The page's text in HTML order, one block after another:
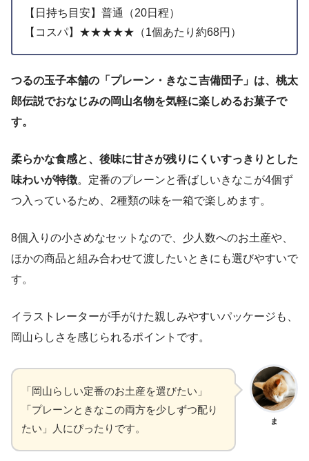
【日持ち目安】普通（20日程）
【コスパ】★★★★★（1個あたり約68円）
つるの玉子本舗の「プレーン・きなこ吉備団子」は、桃太
郎伝説でおなじみの岡山名物を気軽に楽しめるお菓子で
す。
柔らかな食感と、後味に甘さが残りにくいすっきりとした
味わいが特徴。定番のプレーンと香ばしいきなこが4個ず
つ入っているため、2種類の味を一箱で楽しめます。
8個入りの小さめなセットなので、少人数へのお土産や、
ほかの商品と組み合わせて渡したいときにも選びやすいで
す。
イラストレーターが手がけた親しみやすいパッケージも、
岡山らしさを感じられるポイントです。
ま
「岡山らしい定番のお土産を選びたい」
「プレーンときなこの両方を少しずつ配り
たい」人にぴったりです。